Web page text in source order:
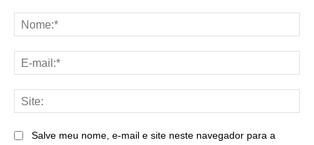
Salve meu nome, e-mail e site neste navegador para a